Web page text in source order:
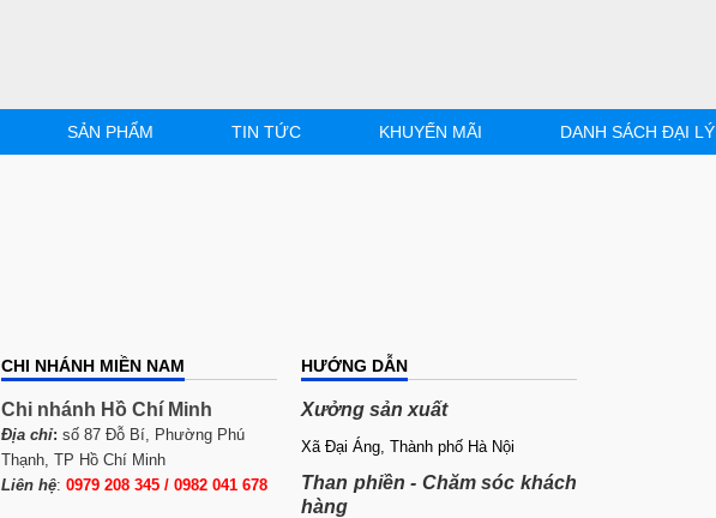
SẢN PHẨM TIN TỨC KHUYẾN MÃI DANH SÁCH ĐẠI LÝ
CHI NHÁNH MIỀN NAM
Chi nhánh Hồ Chí Minh
Địa chỉ: số 87 Đỗ Bí, Phường Phú
Thạnh, TP Hồ Chí Minh
Liên hệ: 0979 208 345 / 0982 041 678
HƯỚNG DẪN
Xưởng sản xuất
Xã Đại Áng, Thành phố Hà Nội
Than phiền - Chăm sóc khách
hàng